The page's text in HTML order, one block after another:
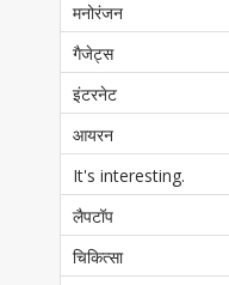
मनोरंजन
गैजेट्स
इंटरनेट
आयरन
It's interesting.
लैपटॉप
चिकित्सा